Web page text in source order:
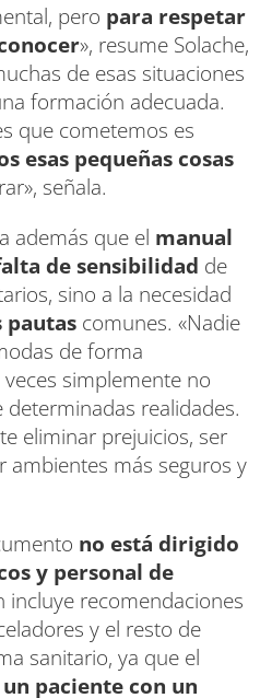
pero para respetar
», resume Solache,
de esas situaciones
formación adecuada.
que cometemos es
esas pequeñas cosas
señala.
además que el manual
de sensibilidad de
sino a la necesidad
pautas comunes. «Nadie
de forma
simplemente no
realidades.
eliminar prejuicios, ser
ambientes más seguros y
no está dirigido
y personal de
incluye recomendaciones
y el resto de
sanitario, ya que el
paciente con un